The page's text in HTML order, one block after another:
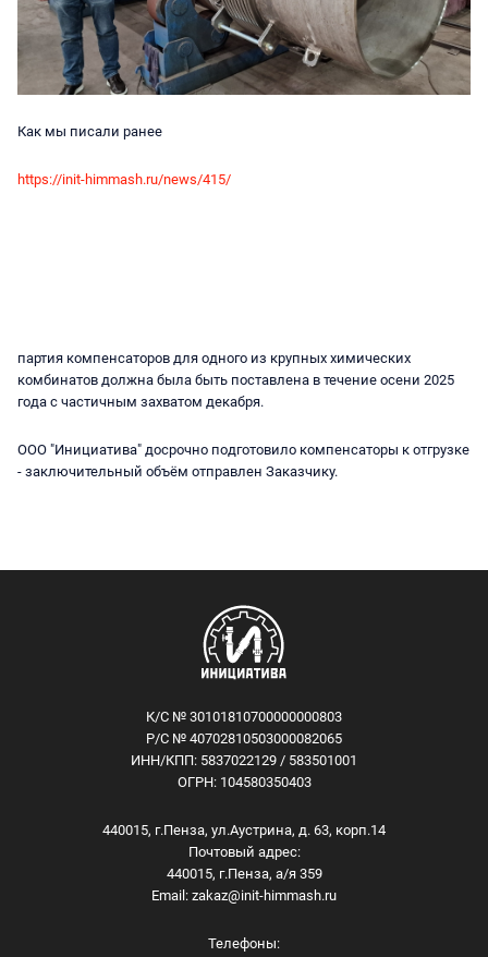
Как мы писали ранее
https://init-himmash.ru/news/415/
партия компенсаторов для одного из крупных химических
комбинатов должна была быть поставлена в течение осени 2025
года с частичным захватом декабря.
ООО "Инициатива" досрочно подготовило компенсаторы к отгрузке
- заключительный объём отправлен Заказчику.
К/С № 30101810700000000803
Р/С № 40702810503000082065
ИНН/КПП: 5837022129 / 583501001
ОГРН: 104580350403
440015, г.Пенза, ул.Аустрина, д. 63, корп.14
Почтовый адрес:
440015, г.Пенза, а/я 359
Email: zakaz@init-himmash.ru
Телефоны: